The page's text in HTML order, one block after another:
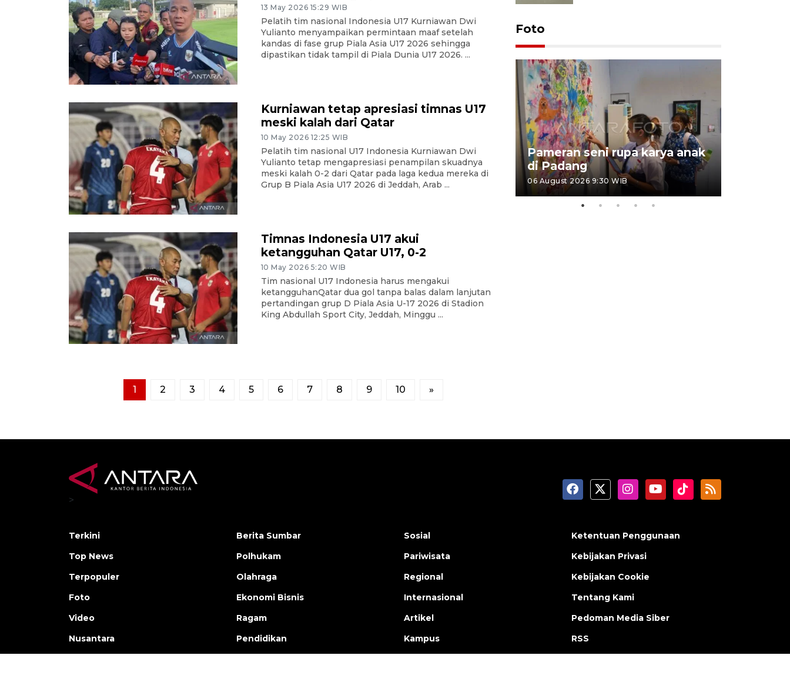
13 May 2026 15:29 WIB
Pelatih tim nasional Indonesia U17 Kurniawan Dwi
Yulianto menyampaikan permintaan maaf setelah
kandas di fase grup Piala Asia U17 2026 sehingga
dipastikan tidak tampil di Piala Dunia U17 2026. ...
Kurniawan tetap apresiasi timnas U17
meski kalah dari Qatar
10 May 2026 12:25 WIB
Pelatih tim nasional U17 Indonesia Kurniawan Dwi
Yulianto tetap mengapresiasi penampilan skuadnya
meski kalah 0-2 dari Qatar pada laga kedua mereka di
Grup B Piala Asia U17 2026 di Jeddah, Arab ...
Timnas Indonesia U17 akui
ketangguhan Qatar U17, 0-2
10 May 2026 5:20 WIB
Tim nasional U17 Indonesia harus mengakui
ketangguhanQatar dua gol tanpa balas dalam lanjutan
pertandingan grup D Piala Asia U-17 2026 di Stadion
King Abdullah Sport City, Jeddah, Minggu ...
1 2 3 4 5 6 7 8 9 10 »
Foto
Penyelesaian pembentukan
Kopdes Merah Putih di
Sumbar
05 August 2026 10:33 WIB
Pameran seni rupa karya anak
di Padang
06 August 2026 9:30 WIB
>
Terkini
Top News
Terpopuler
Foto
Video
Nusantara
Berita Sumbar
Polhukam
Olahraga
Ekonomi Bisnis
Ragam
Pendidikan
Sosial
Pariwisata
Regional
Internasional
Artikel
Kampus
Ketentuan Penggunaan
Kebijakan Privasi
Kebijakan Cookie
Tentang Kami
Pedoman Media Siber
RSS